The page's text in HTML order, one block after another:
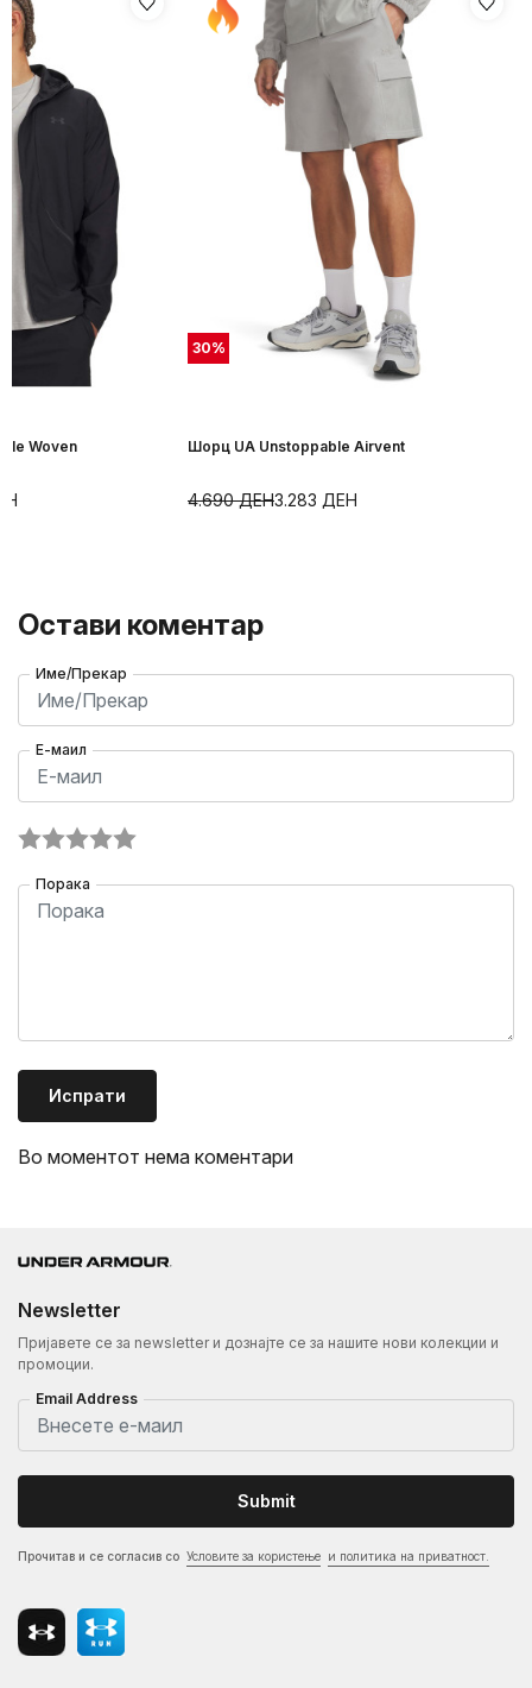
Woven
30%
Шорц UA Unstoppable Airvent
3.283 ДЕН
4.690ДЕН
Остави коментар
Име/Прекар
Е-маил
Порака
Испрати
Во моментот нема коментари
Newsletter
Пријавете се за newsletter и дознајте се за нашите нови колекции и
промоции.
Email Address
Submit
Прочитав и се согласив со Условите за користење и политика на приватност.